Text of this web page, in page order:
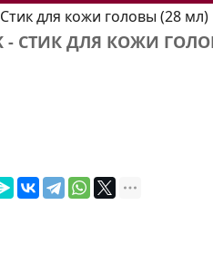
для кожи головы (28 мл)
- СТИК ДЛЯ КОЖИ